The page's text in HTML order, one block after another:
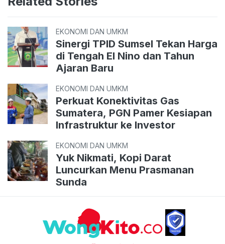
EKONOMI DAN UMKM
Sinergi TPID Sumsel Tekan Harga
di Tengah El Nino dan Tahun
Ajaran Baru
EKONOMI DAN UMKM
Perkuat Konektivitas Gas
Sumatera, PGN Pamer Kesiapan
Infrastruktur ke Investor
EKONOMI DAN UMKM
Yuk Nikmati, Kopi Darat
Luncurkan Menu Prasmanan
Sunda